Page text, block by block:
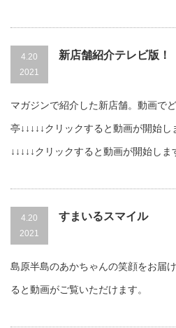
4.20
2021
新店舗紹介テレビ版！
マガジンで紹介した新店舗。動画で
亭↓↓↓↓↓クリックすると動画が開始
↓↓↓↓↓クリックすると動画が開始しま
4.20
2021
すまいるスマイル
島原半島のあかちゃんの笑顔をお届
ると動画がご覧いただけます。